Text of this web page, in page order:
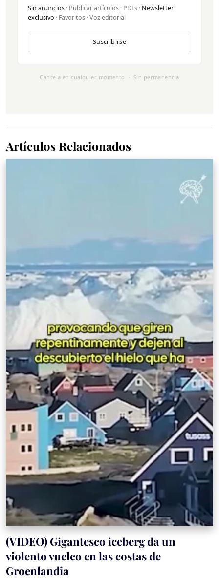
Sin anuncios · Publicar artículos · PDFs · Newsletter
exclusivo · Favoritos · Voz editorial
Suscribirse
Cancela en cualquier momento · Sin permanencia
Artículos Relacionados
(VIDEO) Gigantesco iceberg da un
violento vuelco en las costas de
Groenlandia